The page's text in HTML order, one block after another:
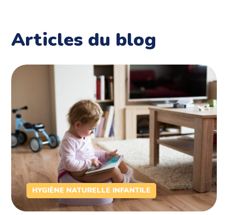
Articles du blog
HYGIÈNE NATURELLE INFANTILE